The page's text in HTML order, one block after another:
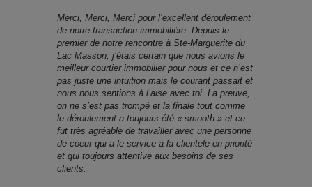
Merci, Merci, Merci pour l’excellent déroulement
de notre transaction immobilière. Depuis le
premier de notre rencontre à Ste-Marguerite du
Lac Masson, j’étais certain que nous avions le
meilleur courtier immobilier pour nous et ce n’est
pas juste une intuition mais le courant passait et
nous nous sentions à l’aise avec toi. La preuve,
on ne s’est pas trompé et la finale tout comme
le déroulement a toujours été « smooth » et ce
fut très agréable de travailler avec une personne
de coeur qui a le service à la clientèle en priorité
et qui toujours attentive aux besoins de ses
clients.